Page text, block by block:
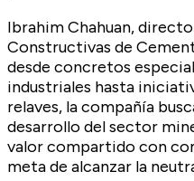
Ibrahim Chahuan,
Constructivas de
desde concretos
industriales hasta
relaves, la compañía
desarrollo del sector
valor compartido con
meta de alcanzar la